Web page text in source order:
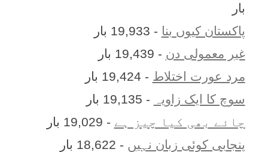
بار
پاکستان کیوں بنا - 19,933 بار
غیر معمولی دن - 19,439 بار
مرد عورت اختلاط - 19,424 بار
سوچ کا ایک زاویہ
- 19,135 بار
چائے بھی کیا چیز ہے - 19,029 بار
پنجابی کوئی زبان نہیں - 18,622 بار